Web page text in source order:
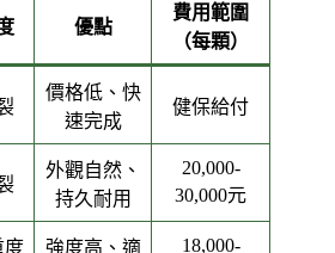
優點
費用範圍
（每顆）
價格低、快
速完成
健保給付
外觀自然、
持久耐用
20,000-
30,000元
度 強度高、適 18,000-